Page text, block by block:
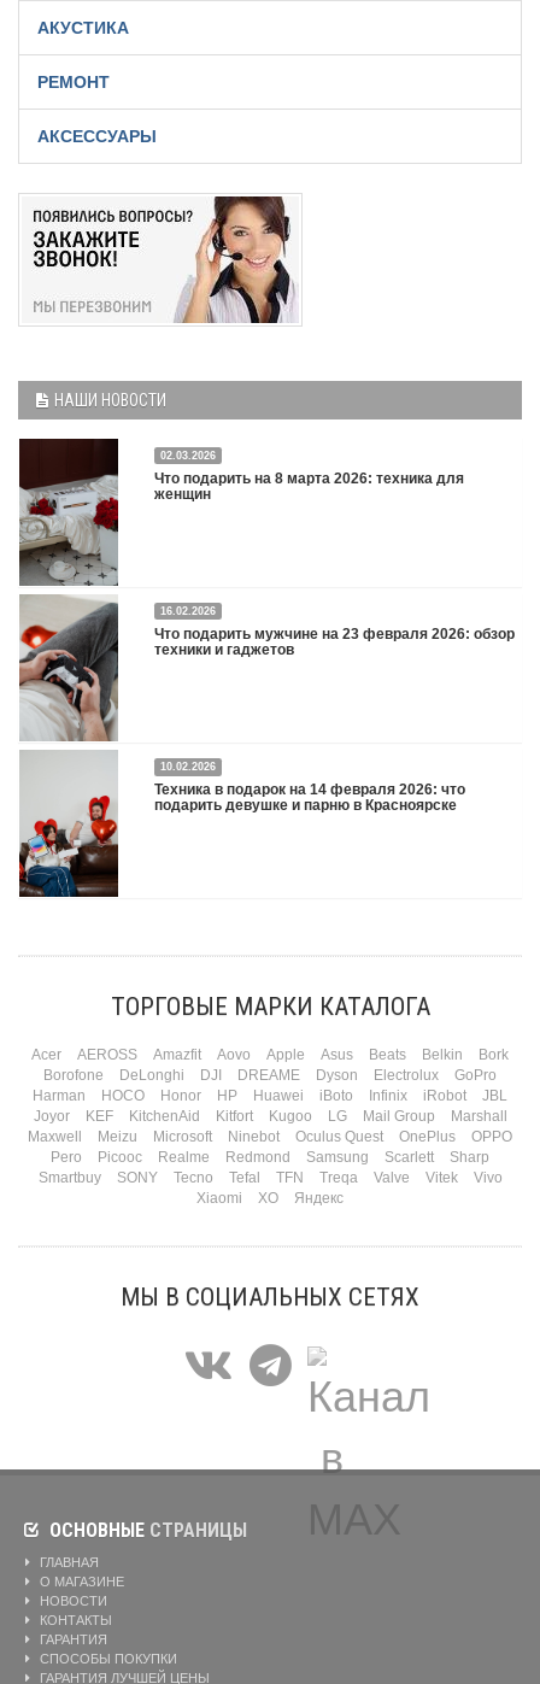
АКУСТИКА
РЕМОНТ
АКСЕССУАРЫ
НАШИ НОВОСТИ
02.03.2026
Что подарить на 8 марта 2026: техника для
женщин
Что подарить на 8 марта 2026: техника для женщин
16.02.2026
Что подарить мужчине на 23 февраля 2026: обзор
техники и гаджетов
Двадцать третье февраля — праздник, на который мужчины делают вид, что им
все равно. А потом три дня рассказывают коллегам, какую колонку / приставку /
камеру им подарили. Не верьте словам — верьте глазам, которые загораются
при виде новой коробки.
10.02.2026
Техника в подарок на 14 февраля 2026: что
подарить девушке и парню в Красноярске
марта — контрольный выстрел по кошельку. Начнем с первого — потому что он
ТОРГОВЫЕ МАРКИ КАТАЛОГА
Acer AEROSS Amazfit Aovo Apple Asus Beats Belkin
Bork
Borofone
DeLonghi DJI DREAME Dyson Electrolux
GoPro
Harman
HOCO Honor HP Huawei iBoto Infinix iRobot
JBL
Joyor
KEF KitchenAid Kitfort Kugoo LG Mail Group
Marshall
Maxwell
Meizu Microsoft Ninebot Oculus Quest OnePlus
OPPO
Pero
Picooc Realme Redmond Samsung Scarlett
Sharp
Smartbuy
SONY Tecno Tefal TFN Treqa Valve Vitek
Vivo
Xiaomi
XO Яндекс
МЫ В СОЦИАЛЬНЫХ СЕТЯХ
ОСНОВНЫЕ СТРАНИЦЫ
ГЛАВНАЯ
О МАГАЗИНЕ
НОВОСТИ
КОНТАКТЫ
ГАРАНТИЯ
СПОСОБЫ ПОКУПКИ
ГАРАНТИЯ ЛУЧШЕЙ ЦЕНЫ